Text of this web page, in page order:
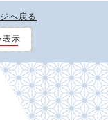
へ戻る
表示